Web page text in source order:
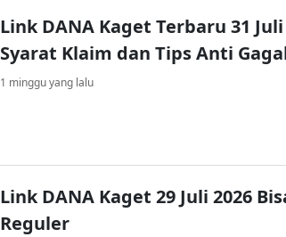
Link DANA Kaget Terbaru 31
Syarat Klaim dan Tips Anti
1 minggu yang lalu
Link DANA Kaget 29 Juli 2026
Reguler